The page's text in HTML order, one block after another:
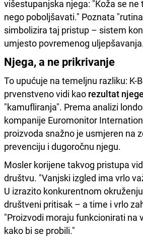
višestupanjska njega: "Koža se ne
nego poboljšavati." Poznata
simbolizira taj pristup – sistem
umjesto povremenog
Njega, a ne prikrivanje
To upućuje na temeljnu razliku: K-
prvenstveno vidi kao rezultat
"kamufliranja". Prema analizi
kompanije Euromonitor
proizvoda snažno je usmjeren na
prevenciju i dugoročnu njegu.
Mosler korijene takvog pristupa
društvu. "Vanjski izgled ima vrlo
U izrazito konkurentnom
društveni pritisak – a time i vrlo
"Proizvodi moraju funkcionirati na
kako bi se probili."